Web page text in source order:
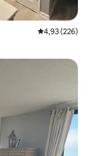
4,93 av 5 i
4,93 (226)